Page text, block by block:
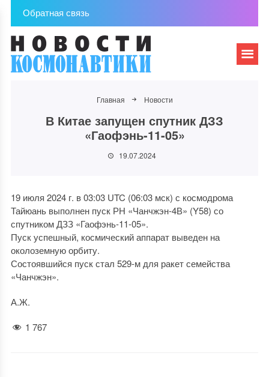
Обратная связь
Главная Новости
В Китае запущен спутник ДЗЗ
«Гаофэнь-11-05»
19.07.2024
19 июля 2024 г. в 03:03 UTC (06:03 мск) с космодрома
Тайюань выполнен пуск РН «Чанчжэн-4В» (Y58) со
спутником ДЗЗ «Гаофэнь-11-05».
Пуск успешный, космический аппарат выведен на
околоземную орбиту.
Состоявшийся пуск стал 529-м для ракет семейства
«Чанчжэн».
А.Ж.
1 767